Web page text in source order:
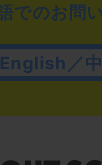
でのお問
English／